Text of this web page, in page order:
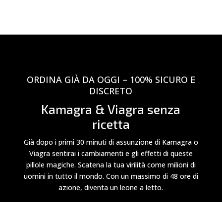
ORDINA GIÀ DA OGGI – 100% SICURO E
DISCRETO
Kamagra & Viagra senza
ricetta
Già dopo i primi 30 minuti di assunzione di Kamagra o
Viagra sentirai i cambiamenti e gli effetti di queste
pillole magiche. Scatena la tua virilità come milioni di
uomini in tutto il mondo. Con un massimo di 48 ore di
azione, diventa un leone a letto.